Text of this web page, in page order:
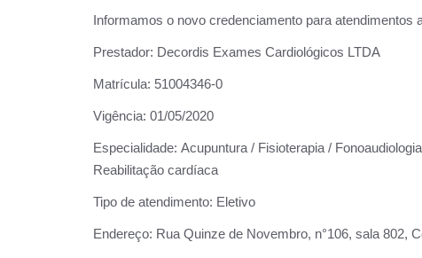
Informamos o novo credenciamento para atendimentos
Prestador: Decordis Exames Cardiológicos LTDA
Matrícula: 51004346-0
Vigência: 01/05/2020
Especialidade: Acupuntura / Fisioterapia /
Reabilitação cardíaca
Tipo de atendimento: Eletivo
Endereço: Rua Quinze de Novembro, n°106, sala 802,